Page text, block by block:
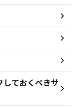
ておくべきサ